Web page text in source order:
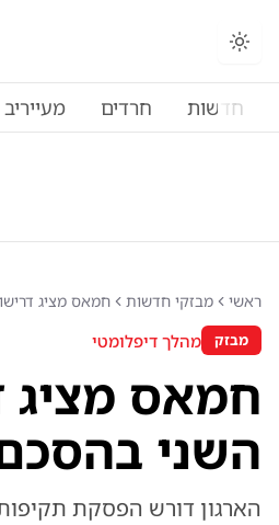
חדשות חרדים מעייריב
ראשי מבזקי חדשות חמאס מציג
מבזק מהלך דיפלומטי
חמאס מציג
השני
הארגון דורש הפסקת